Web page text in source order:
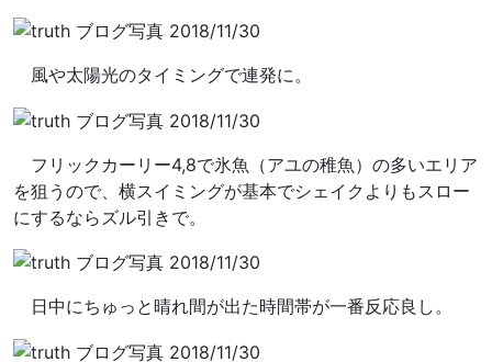
風や太陽光のタイミングで連発に。
フリックカーリー4,8で氷魚（アユの稚魚）の多いエリア
を狙うので、横スイミングが基本でシェイクよりもスロー
にするならズル引きで。
日中にちゅっと晴れ間が出た時間帯が一番反応良し。